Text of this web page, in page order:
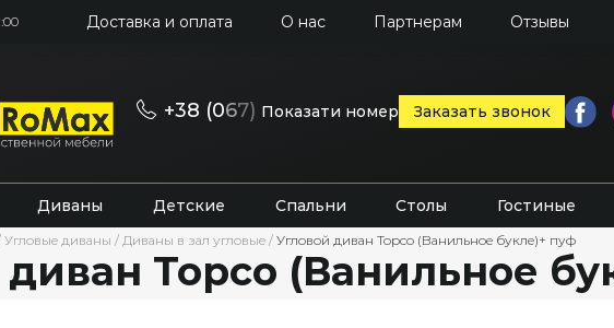
Доставка и оплата О нас Партнерам Отзывы
+38 (067) Показати номер Заказать звонок
Диваны Детские Спальни Столы Гостиные
Угловые диваны / Диваны в зал угловые / Угловой диван Торсо (Ванильное букле)+ пуф
Торсо (Ванильное